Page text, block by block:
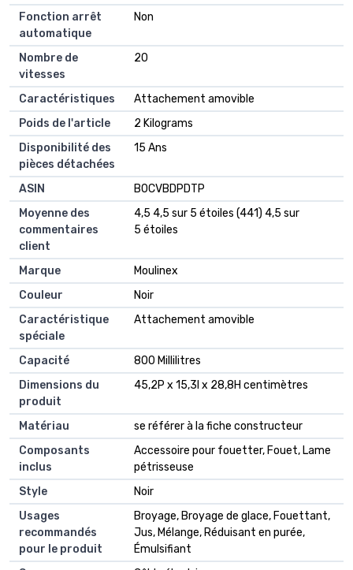
Fonction arrêt
automatique
‎Non
Nombre de
vitesses
‎20
Caractéristiques
‎Attachement amovible
Poids de l'article
‎2 Kilograms
Disponibilité des
pièces détachées
‎15 Ans
ASIN
B0CVBDPDTP
Moyenne des
commentaires
client
4,5 4,5 sur 5 étoiles (441) 4,5 sur
5 étoiles
Marque
Moulinex
Couleur
Noir
Caractéristique
spéciale
Attachement amovible
Capacité
800 Millilitres
Dimensions du
produit
45,2P x 15,3l x 28,8H centimètres
Matériau
se référer à la fiche constructeur
Composants
inclus
Accessoire pour fouetter, Fouet, Lame
pétrisseuse
Style
Noir
Usages
recommandés
pour le produit
Broyage, Broyage de glace, Fouettant,
Jus, Mélange, Réduisant en purée,
Émulsifiant